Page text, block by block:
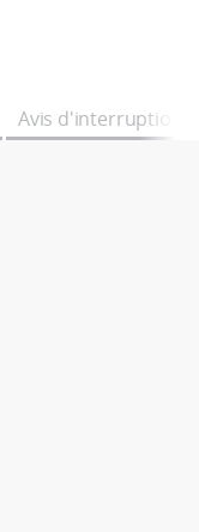
Avis d'interruption